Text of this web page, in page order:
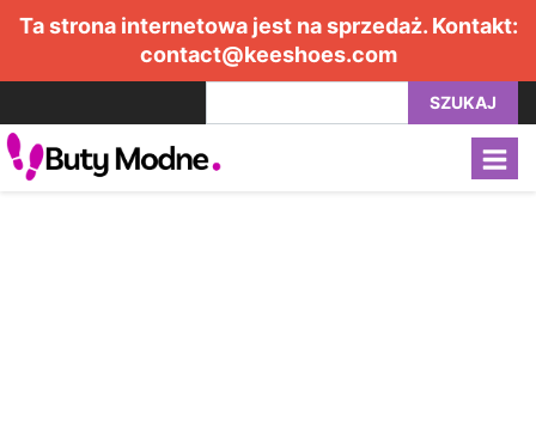
Ta strona internetowa jest na sprzedaż. Kontakt:
contact@keeshoes.com
SZUKAJ